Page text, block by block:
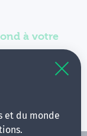
et du monde
à votre
en élargissant